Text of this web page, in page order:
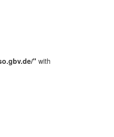
" with